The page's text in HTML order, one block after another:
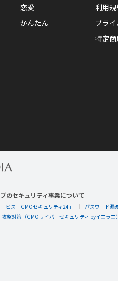
恋愛
かんたん
利用
プラ
特定
のセキュリティ事業について
ビス「GMOセキュリティ24」 パスワード漏
撃対策（GMOサイバーセキュリティ byイエラエ）